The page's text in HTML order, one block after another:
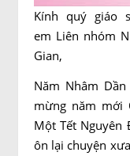
Kính quý giáo sư, quý niên trưởng và anh chị
em Liên nhóm
Gian,
Năm Nhâm
mừng năm mới
Một Tết Nguyên
ôn lại chuyện